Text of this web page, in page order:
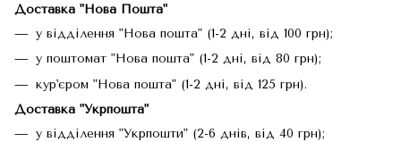
Доставка "Нова Пошта"
у відділення "Нова пошта" (1-2 дні, від 100 грн);
у поштомат "Нова пошта" (1-2 дні, від 80 грн);
кур'єром "Нова пошта" (1-2 дні, від 125 грн).
Доставка "Укрпошта"
у відділення "Укрпошти" (2-6 днів, від 40 грн);